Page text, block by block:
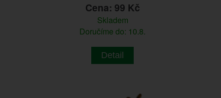
Cena: 99 Kč
Skladem
Doručíme do: 10.8.
Detail